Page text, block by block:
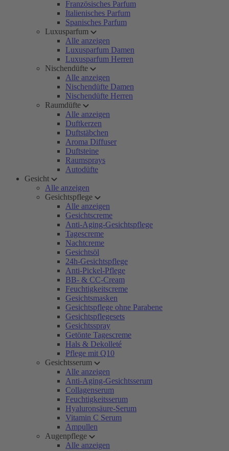
Französisches Parfum
Italienisches Parfum
Spanisches Parfum
Luxusparfum
Alle anzeigen
Luxusparfum Damen
Luxusparfum Herren
Nischendüfte
Alle anzeigen
Nischendüfte Damen
Nischendüfte Herren
Raumdüfte
Alle anzeigen
Duftkerzen
Duftstäbchen
Aroma Diffuser
Duftsteine
Raumsprays
Autodüfte
Gesicht
Alle anzeigen
Gesichtspflege
Alle anzeigen
Gesichtscreme
Anti-Aging-Gesichtspflege
Tagescreme
Nachtcreme
Gesichtsöl
24h-Gesichtspflege
Anti-Pickel-Pflege
BB- & CC-Cream
Feuchtigkeitscreme
Gesichtsmasken
Gesichtspflege ohne Parabene
Gesichtspflegesets
Gesichtsspray
Getönte Tagescreme
Hals & Dekolleté
Pflege mit Q10
Gesichtsserum
Alle anzeigen
Anti-Aging-Gesichtsserum
Collagenserum
Feuchtigkeitsserum
Hyaluronsäure-Serum
Vitamin C Serum
Ampullen
Augenpflege
Alle anzeigen